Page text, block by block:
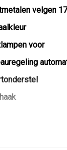
velgen
voor